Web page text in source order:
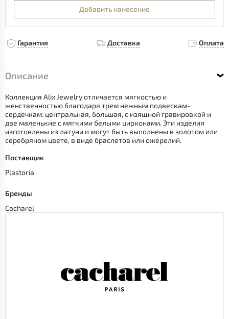
Добавить нанесение
Гарантия Доставка Оплата
Описание
Коллекция Alix Jewelry отличается мягкостью и
женственностью благодаря трем нежным подвескам-
сердечкам: центральная, большая, с изящной гравировкой и
две маленькие с мягкими белыми цирконами. Эти изделия
изготовлены из латуни и могут быть выполнены в золотом или
серебряном цвете, в виде браслетов или ожерелий.
Поставщик
Plastoria
Бренды
Cacharel